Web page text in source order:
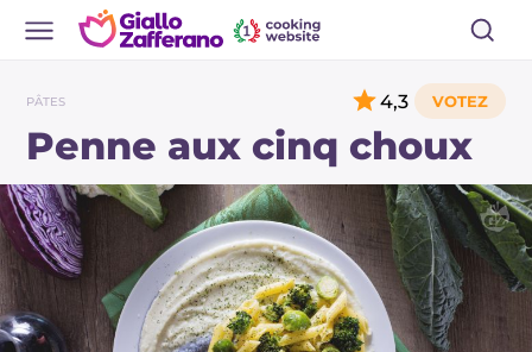
PÂTES
Penne aux cinq choux
4,3